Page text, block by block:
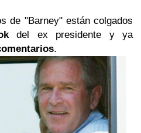
de "Barney" están colgados
del ex presidente y ya
.